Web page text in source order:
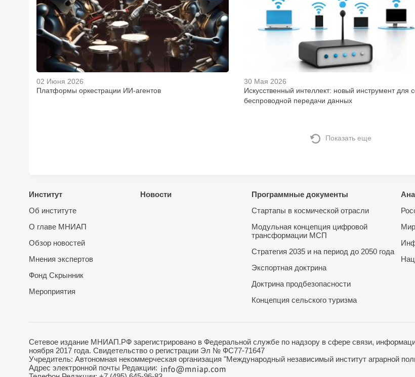
02 Июня 2026
Платформы оркестрации ИИ-агентов
30 Мая 2026
Искусственный интеллект: новый инструмент для
беспроводной передачи данных
Показать еще
Институт
Об институте
О главе МНИАП
Обзор новостей
Мнения экспертов
Фонд Скрынник
Мероприятия
Новости
Программные документы
Стартапы в космической отрасли
Модульная концепция цифровой
трансформации МСП
Стратегия 2035 и на период до 2050 года
Экспортная доктрина
Доктрина продбезопасности
Концепция сельского туризма
Сетевое издание МНИАП.РФ зарегистрировано в Федеральной службе по надзору в сфере связи,
ноября 2017 года. Свидетельство о регистрации Эл № ФС77-71647
Учредитель: Автономная некоммерческая организация "Международный независимый институт аграрной
Адрес электронной почты Редакции: